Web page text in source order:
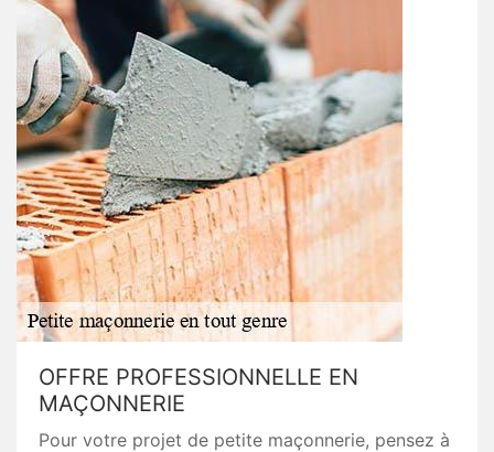
OFFRE PROFESSIONNELLE EN
MAÇONNERIE
Pour votre projet de petite maçonnerie, pensez à